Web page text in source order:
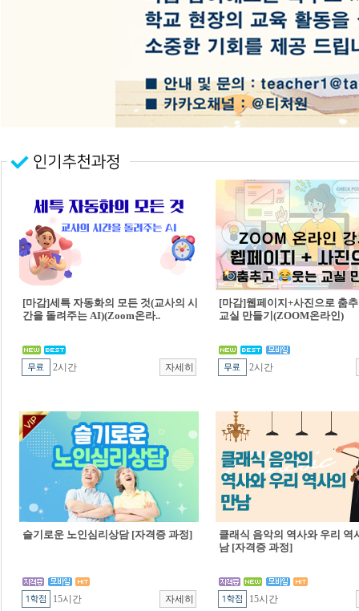
[마감]세특 자동화의 모든 것(교사의 시
간을 돌려주는 AI)(Zoom온라..
2시간
[마감]웹페이지+사진으로 춤
교실 만들기(ZOOM온라인)
2시간
슬기로운 노인심리상담 [자격증 과정]
15시간
클래식 음악의 역사와 우리 역
남 [자격증 과정]
15시간